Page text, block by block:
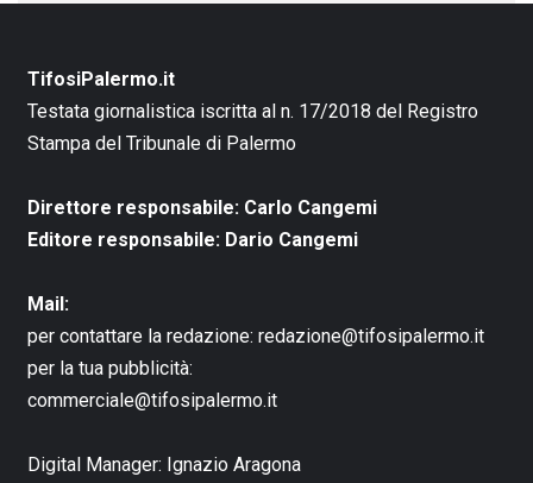
TifosiPalermo.it
Testata giornalistica iscritta al n. 17/2018 del Registro
Stampa del Tribunale di Palermo
Direttore responsabile: Carlo Cangemi
Editore responsabile: Dario Cangemi
Mail:
per contattare la redazione: redazione@tifosipalermo.it
per la tua pubblicità:
commerciale@tifosipalermo.it
Digital Manager: Ignazio Aragona